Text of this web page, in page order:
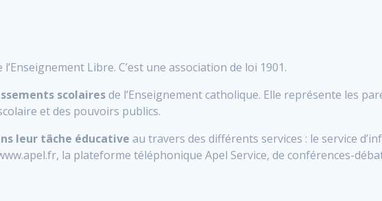
Libre. C’est une association de loi 1901.
scolairesde l’Enseignement catholique. Elle représente les
et des pouvoirs publics.
leur tâche éducative au travers des différents services : le service
la plateforme téléphonique Apel Service, de conférences-